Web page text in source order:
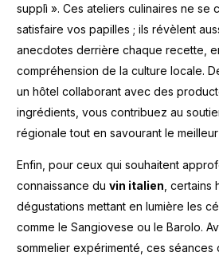
supplì ». Ces ateliers culinaires ne se
satisfaire vos papilles ; ils révèlent
anecdotes derrière chaque recette,
compréhension de la culture locale.
un hôtel collaborant avec des
ingrédients, vous contribuez au
régionale tout en savourant le
Enfin, pour ceux qui souhaitent
connaissance duvin italien ,
dégustations mettant en lumière les
comme le Sangiovese ou le Barolo.
sommelier expérimenté, ces séances